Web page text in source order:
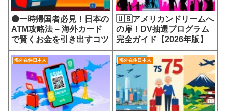
🟠一時帰国者必見！日本の
ATM攻略法 – 海外カード
で賢くお金を引き出すコツ
🇺🇸アメリカンドリームへ
の扉！DV抽選プログラム
完全ガイド【2026年版】
海外在住日本人 海外在住日本人